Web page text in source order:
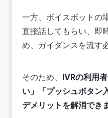
一方、ボイスボットの
直接話してもらい、即
め、ガイダンスを流す
そのため、 IVRの利用
い」「プッシュボタン
デメリットを解消でき